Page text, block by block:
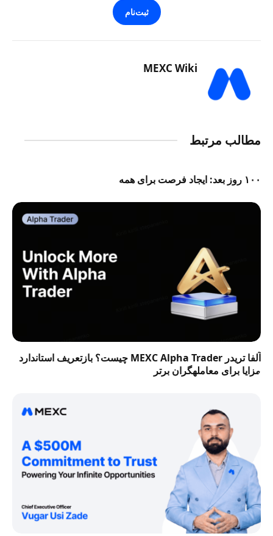
ثبت‌نام
MEXC Wiki
مطالب مرتبط
۱۰۰ روز بعد: ایجاد فرصت برای همه
آلفا تریدر MEXC Alpha Trader چیست؟ بازتعریف استاندارد
مزایا برای معاملهگران برتر